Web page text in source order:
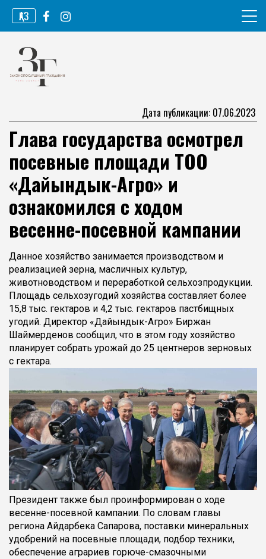
Перейти
содержимому
ҚАЗ
Законопослушный гражданин
Дата публикации: 07.06.2023
Глава государства осмотрел
посевные площади ТОО
«Дайындык-Агро» и
ознакомился с ходом
весенне-посевной кампании
Данное хозяйство занимается производством и
реализацией зерна, масличных культур,
животноводством и переработкой сельхозпродукции.
Площадь сельхозугодий хозяйства составляет более
15,8 тыс. гектаров и 4,2 тыс. гектаров пастбищных
угодий. Директор «Дайындык-Агро» Биржан
Шаймерденов сообщил, что в этом году хозяйство
планирует собрать урожай до 25 центнеров зерновых
с гектара.
Президент также был проинформирован о ходе
весенне-посевной кампании. По словам главы
региона Айдарбека Сапарова, поставки минеральных
удобрений на посевные площади, подбор техники,
обеспечение аграриев горюче-смазочными